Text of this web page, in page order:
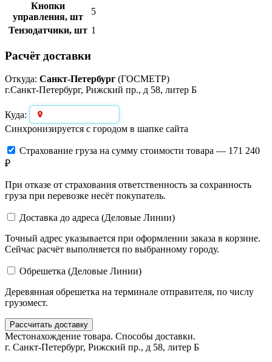
Кнопки
управления, шт
5
Тензодатчики, шт 1
Расчёт доставки
Откуда: Санкт-Петербург (ГОСМЕТР)
г.Санкт-Петербург, Рижский пр., д 58, литер Б
Куда:
Синхронизируется с городом в шапке сайта
Страхование груза на сумму стоимости товара — 171 240
₽
При отказе от страхования ответственность за сохранность
груза при перевозке несёт покупатель.
Доставка до адреса (Деловые Линии)
Точный адрес указывается при оформлении заказа в корзине.
Сейчас расчёт выполняется по выбранному городу.
Обрешетка (Деловые Линии)
Деревянная обрешетка на терминале отправителя, по числу
грузомест.
Рассчитать доставку
Местонахождение товара. Способы доставки.
г. Санкт-Петербург, Рижский пр., д 58, литер Б